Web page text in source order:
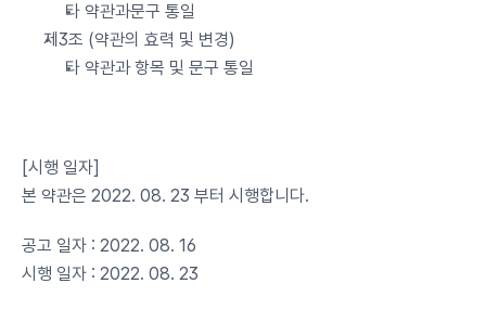
타 약관과문구 통일
제3조 (약관의 효력 및 변경)
타 약관과 항목 및 문구 통일
[시행 일자]
본 약관은 2022. 08. 23 부터 시행합니다.
공고 일자 : 2022. 08. 16
시행 일자 : 2022. 08. 23